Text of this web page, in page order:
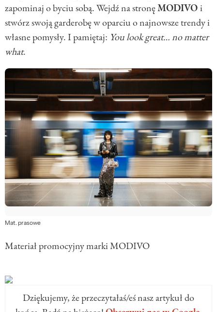
zapominaj o byciu sobą. Wejdź na stronęMODIVOi
stwórz swoją garderobę w oparciu o najnowsze trendy i
własne pomysły. I pamiętaj: You look great… no matter
what.
Mat. prasowe
Materiał promocyjny marki MODIVO
Dziękujemy, że przeczytałaś/eś nasz artykuł do